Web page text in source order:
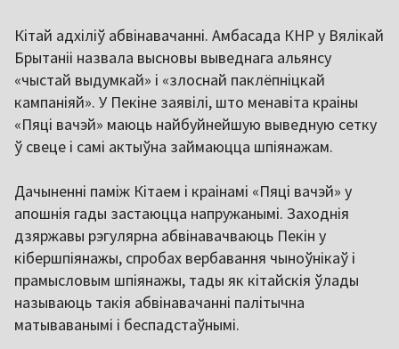
Кітай адхіліў абвінавачанні. Амбасада КНР у Вялікай
Брытаніі назвала высновы выведнага альянсу
«чыстай выдумкай» і «злоснай паклёпніцкай
кампаніяй». У Пекіне заявілі, што менавіта краіны
«Пяці вачэй» маюць найбуйнейшую выведную сетку
ў свеце і самі актыўна займаюцца шпіянажам.
Дачыненні паміж Кітаем і краінамі «Пяці вачэй» у
апошнія гады застаюцца напружанымі. Заходнія
дзяржавы рэгулярна абвінавачваюць Пекін у
кібершпіянажы, спробах вербавання чыноўнікаў і
прамысловым шпіянажы, тады як кітайскія ўлады
называюць такія абвінавачанні палітычна
матываванымі і беспадстаўнымі.